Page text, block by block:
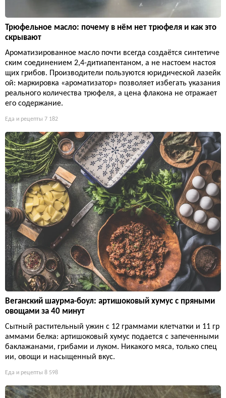
Трюфельное масло: почему в нём нет трюфеля и как это
скрывают
Ароматизированное масло почти всегда создаётся синтетиче
ским соединением 2,4-дитиапентаном, а не настоем настоя
щих грибов. Производители пользуются юридической лазейк
ой: маркировка «ароматизатор» позволяет избегать указания
реального количества трюфеля, а цена флакона не отражает
его содержание.
Еда и рецепты 7 182
Веганский шаурма-боул: артишоковый хумус с пряными
овощами за 40 минут
Сытный растительный ужин с 12 граммами клетчатки и 11 гр
аммами белка: артишоковый хумус подается с запеченными
баклажанами, грибами и луком. Никакого мяса, только спец
ии, овощи и насыщенный вкус.
Еда и рецепты 8 598